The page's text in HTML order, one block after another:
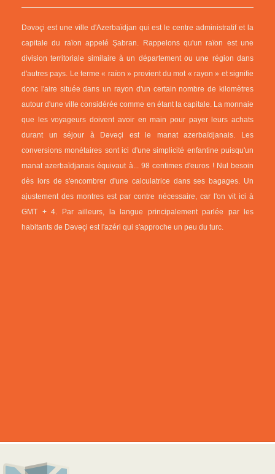
Dəvəçi est une ville d'Azerbaïdjan qui est le centre administratif et la
capitale du raïon appelé Şabran. Rappelons qu'un raïon est une
division territoriale similaire à un département ou une région dans
d'autres pays. Le terme « raïon » provient du mot « rayon » et signifie
donc l'aire située dans un rayon d'un certain nombre de kilomètres
autour d'une ville considérée comme en étant la capitale. La monnaie
que les voyageurs doivent avoir en main pour payer leurs achats
durant un séjour à Dəvəçi est le manat azerbaïdjanais. Les
conversions monétaires sont ici d'une simplicité enfantine puisqu'un
manat azerbaïdjanais équivaut à... 98 centimes d'euros ! Nul besoin
dès lors de s'encombrer d'une calculatrice dans ses bagages. Un
ajustement des montres est par contre nécessaire, car l'on vit ici à
GMT + 4. Par ailleurs, la langue principalement parlée par les
habitants de Dəvəçi est l'azéri qui s'approche un peu du turc.